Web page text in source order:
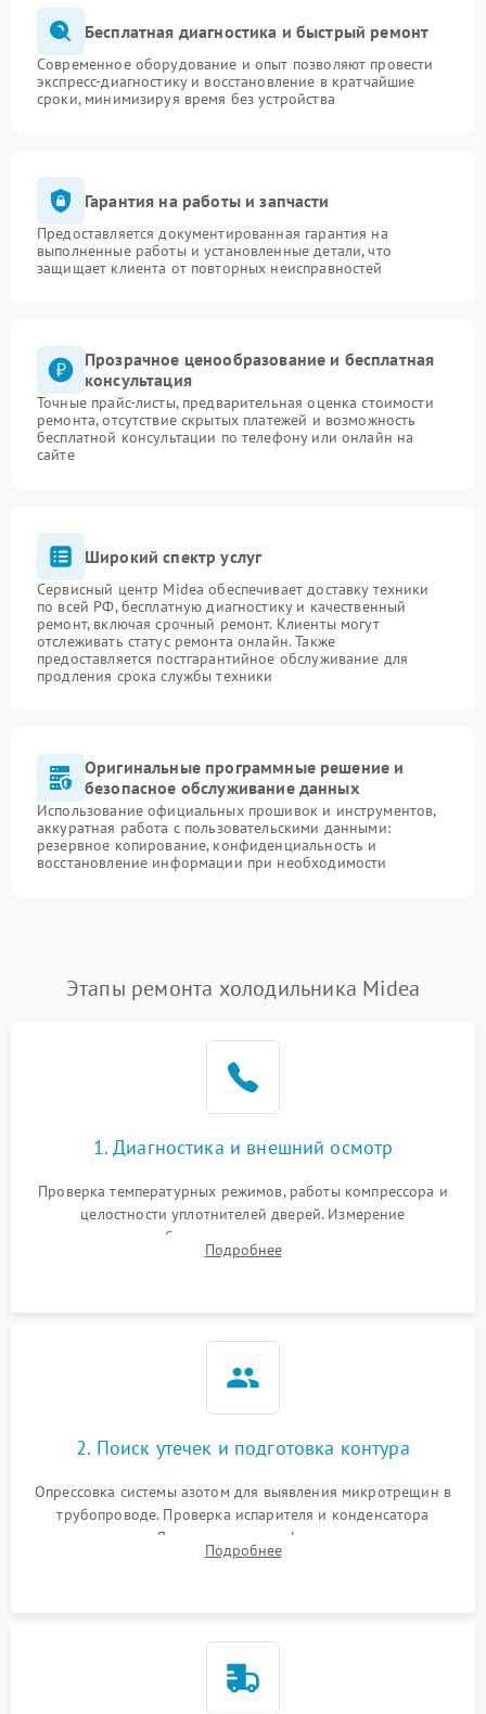
Бесплатная диагностика и быстрый ремонт
Современное оборудование и опыт позволяют провести
экспресс-диагностику и восстановление в кратчайшие
сроки, минимизируя время без устройства
Гарантия на работы и запчасти
Предоставляется документированная гарантия на
выполненные работы и установленные детали, что
защищает клиента от повторных неисправностей
Прозрачное ценообразование и бесплатная
консультация
Точные прайс-листы, предварительная оценка стоимости
ремонта, отсутствие скрытых платежей и возможность
бесплатной консультации по телефону или онлайн на
сайте
Широкий спектр услуг
Сервисный центр Midea обеспечивает доставку техники
по всей РФ, бесплатную диагностику и качественный
ремонт, включая срочный ремонт. Клиенты могут
отслеживать статус ремонта онлайн. Также
предоставляется постгарантийное обслуживание для
продления срока службы техники
Оригинальные программные решение и
безопасное обслуживание данных
Использование официальных прошивок и инструментов,
аккуратная работа с пользовательскими данными:
резервное копирование, конфиденциальность и
восстановление информации при необходимости
Этапы ремонта холодильника Midea
1. Диагностика и внешний осмотр
Проверка температурных режимов, работы компрессора и
целостности уплотнителей дверей. Измерение
сопротивления обмоток мотора, проверка термостата и
считывание кодов ошибок с электронного дисплея.
Подробнее
2. Поиск утечек и подготовка контура
Опрессовка системы азотом для выявления микротрещин в
трубопроводе. Проверка испарителя и конденсатора
течеискателем. Демонтаж старого фильтра-осушителя и
продувка капиллярной трубки для устранения засоров.
Подробнее